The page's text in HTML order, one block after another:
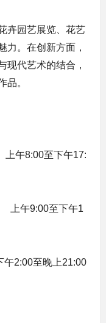
卉园艺展览、花艺
力。在创新方面，
现代艺术的结合，
品。
午8:00至下午17:
上午9:00至下午1
2:00至晚上21:00